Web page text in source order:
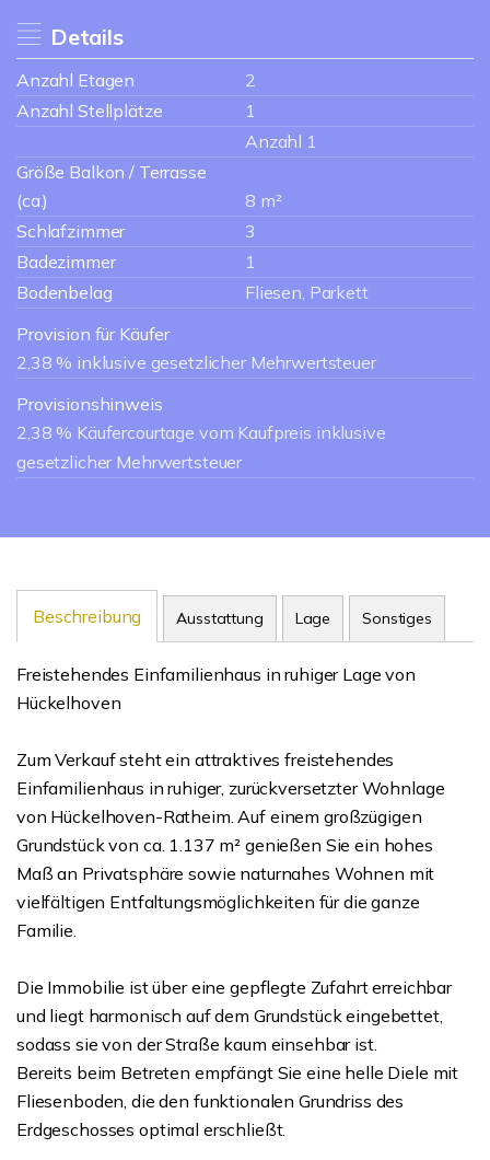
Details
Anzahl Etagen
2
Anzahl Stellplätze
1
Anzahl 1
Größe Balkon / Terrasse
(ca.)
8 m²
Schlafzimmer
3
Badezimmer
1
Bodenbelag
Fliesen, Parkett
Provision für Käufer
2,38 % inklusive gesetzlicher Mehrwertsteuer
Provisionshinweis
2,38 % Käufercourtage vom Kaufpreis inklusive
gesetzlicher Mehrwertsteuer
Beschreibung Ausstattung Lage Sonstiges
Freistehendes Einfamilienhaus in ruhiger Lage von
Hückelhoven
Zum Verkauf steht ein attraktives freistehendes
Einfamilienhaus in ruhiger, zurückversetzter Wohnlage
von Hückelhoven-Ratheim. Auf einem großzügigen
Grundstück von ca. 1.137 m² genießen Sie ein hohes
Maß an Privatsphäre sowie naturnahes Wohnen mit
vielfältigen Entfaltungsmöglichkeiten für die ganze
Familie.
Die Immobilie ist über eine gepflegte Zufahrt erreichbar
und liegt harmonisch auf dem Grundstück eingebettet,
sodass sie von der Straße kaum einsehbar ist.
Bereits beim Betreten empfängt Sie eine helle Diele mit
Fliesenboden, die den funktionalen Grundriss des
Erdgeschosses optimal erschließt.